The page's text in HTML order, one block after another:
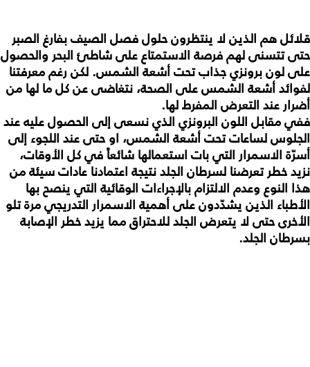
قلائلهم الذين لا ينتظرونحلولفصل الصيفبفارغ الصبر
حتىتتسنىلهمفرصة الاستمتاععلىشاطئ البحر والحصول
علىلونبرونزيجذابتحتأشعة الشمس. لكن رغممعرفتنا
لفوائدأشعة الشمسعلى الصحة، نتغاضىعنكلما لها من
أضرارعند التعرض المفرطلها.
ففيمقابل اللون البرونزي الذينسعىإلى الحصولعليهعند
الجلوسلساعاتتحتأشعة الشمس، او حتىعند اللجوء إلى
أسرّة الاسمرار التيبات استعمالها شائعاًفيكل الأوقات،
نزيدخطرتعرضنا لسرطان الجلدنتيجة اعتمادنا عاداتسيئةمن
هذا النوع وعدم الالتزامبالإجراءات الوقائية التي ينصحبها
الأطباء الذين يشدّدونعلىأهمية الاسمرار التدريجيمرةتلو
الأخرىحتى لا يتعرض الجلدللاحتراقمما يزيدخطر الإصابة
بسرطان الجلد.